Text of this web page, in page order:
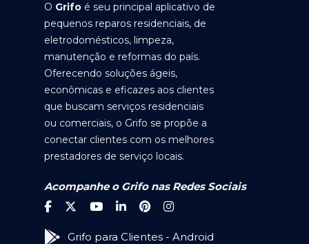
O Grifo é seu principal aplicativo de
pequenos reparos residenciais, de
eletrodomésticos, limpeza,
manutenção e reformas do país.
Oferecendo soluções ágeis,
econômicas e eficazes aos clientes
que buscam serviços residenciais
ou comerciais, o Grifo se propõe a
conectar clientes com os melhores
prestadores de serviço locais.
Acompanhe o Grifo nas Redes Sociais
Grifo para Clientes - Android